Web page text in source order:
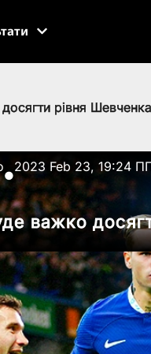
рівня Шевченка
●
2023 Feb 23, 19:24
важко